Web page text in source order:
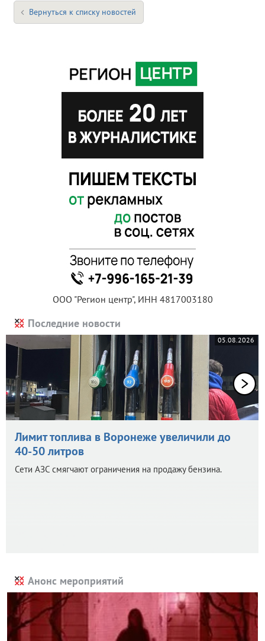
Вернуться к списку новостей
ООО "Регион центр", ИНН 4817003180
Последние новости
05.08.2026
Лимит топлива в Воронеже увеличили до
40-50 литров
Сети АЗС смягчают ограничения на продажу бензина.
Анонс мероприятий